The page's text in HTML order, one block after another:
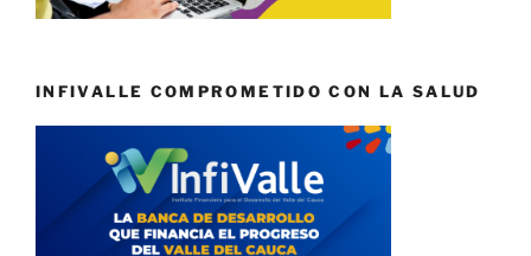
INFIVALLE COMPROMETIDO CON LA SALUD